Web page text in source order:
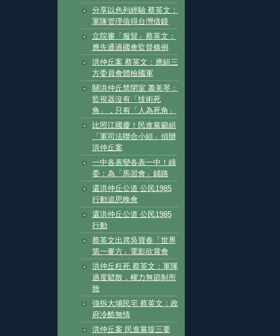
分享以色列經驗 蔡英文：
軍隊管理值得台灣借鏡
立院審「服貿」蔡英文：
應先通過國會監督條例
洪仲丘案 蔡英文：應組三
方委員會體檢國軍
關洪仲丘禁閉室 蕭美琴：
監視器沒有「技術死
角」，只有「人為死角」
比照江國慶！民進黨籲組
「軍司法聯合小組」偵辦
洪仲丘案
一中各表變各表一中！綠
委：為「馬習會」鋪路
還洪仲丘公道 公民1985
行動追思晚會
還洪仲丘公道 公民1985
行動
蔡英文出席吳寶春「世界
第一麥方」電影欣賞會
洪仲丘枉死 蔡英文：軍隊
過度鬆散，權力無節制所
致
強拆大埔民宅 蔡英文：政
府冷酷無情
洪仲丘案 民進黨提三要